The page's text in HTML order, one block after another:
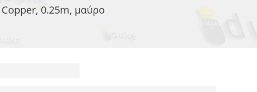
Copper, 0.25m, μαύρο